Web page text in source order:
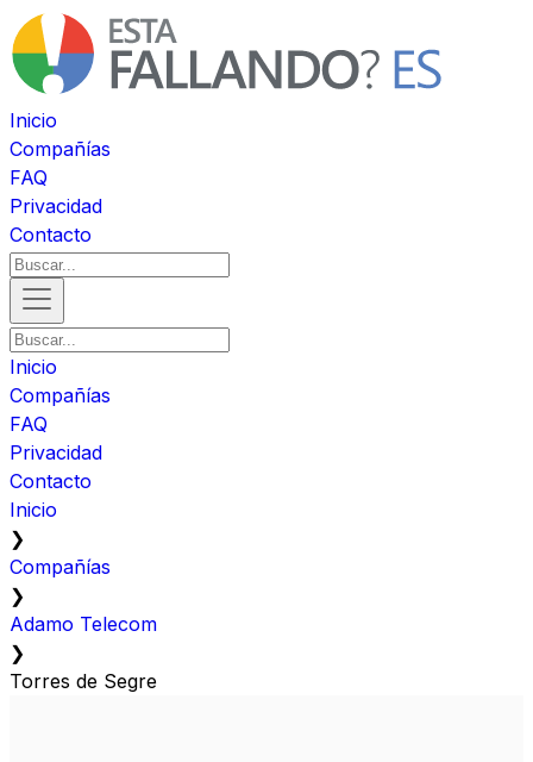
Inicio
Compañías
FAQ
Privacidad
Contacto
Inicio
Compañías
FAQ
Privacidad
Contacto
Inicio
❯
Compañías
❯
Adamo Telecom
❯
Torres de Segre